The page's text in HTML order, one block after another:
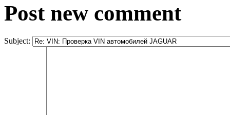
Post new comment
Subject: